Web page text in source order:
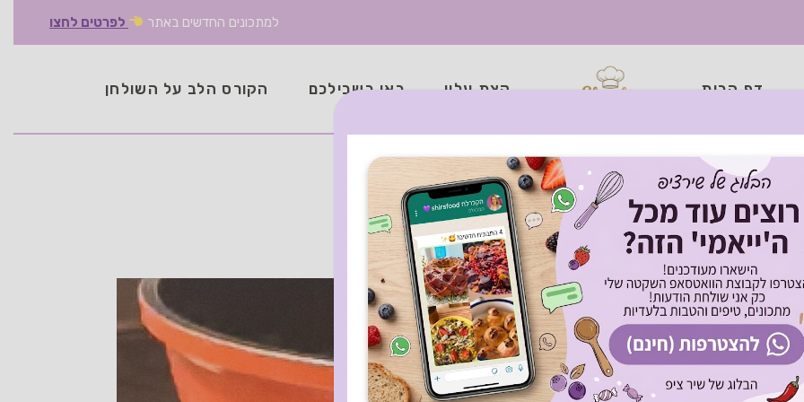
למתכונים החדשים באתר לפרטים לחצו
דף הבית קצת עליי כאן בשבילכם הקורס הלב על השולחן
בריאה בסיר אחד